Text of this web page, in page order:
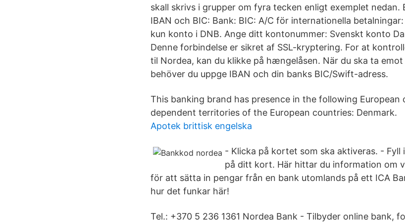
skall skrivs i grupper om fyra tecken enligt exemplet nedan.
IBAN och BIC: Bank: BIC: A/C för internationella
kun konto i DNB. Ange ditt kontonummer: Svenskt konto
Denne forbindelse er sikret af SSL-kryptering. For at
til Nordea, kan du klikke på hængelåsen. När du ska ta
behöver du uppge IBAN och din banks BIC/Swift-adress.
This banking brand has presence in the following European
dependent territories of the European countries: Denmark.
Apotek brittisk engelska
- Klicka på kortet som ska aktiveras. -
på ditt kort. Här hittar du information om
för att sätta in pengar från en bank utomlands på ett ICA
hur det funkar här!
Tel.: +370 5 236 1361 Nordea Bank - Tilbyder online bank,